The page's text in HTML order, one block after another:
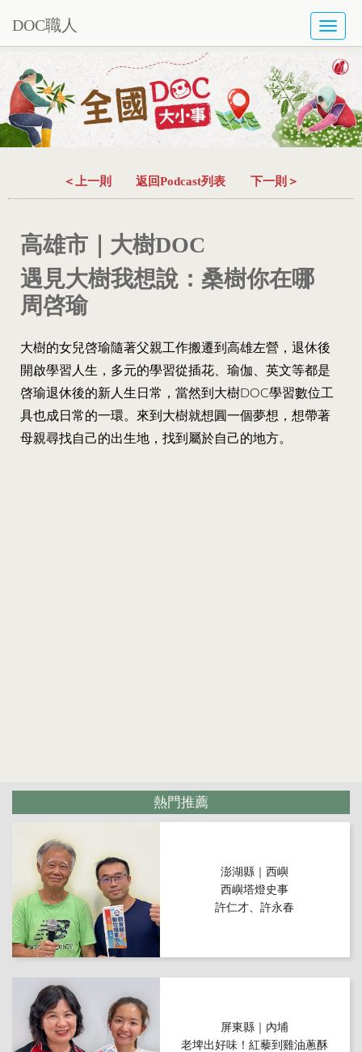
DOC職人
＜上一則 返回Podcast列表 下一則＞
高雄市｜大樹DOC
遇見大樹我想說：桑樹你在哪
周啓瑜
大樹的女兒啓瑜隨著父親工作搬遷到高雄左營，退休後
開啟學習人生，多元的學習從插花、瑜伽、英文等都是
啓瑜退休後的新人生日常，當然到大樹DOC學習數位工
具也成日常的一環。來到大樹就想圓一個夢想，想帶著
母親尋找自己的出生地，找到屬於自己的地方。
熱門推薦
澎湖縣｜西嶼
西嶼塔燈史事
許仁才、許永春
屏東縣｜內埔
老埤出好味！紅藜到雞油蔥酥